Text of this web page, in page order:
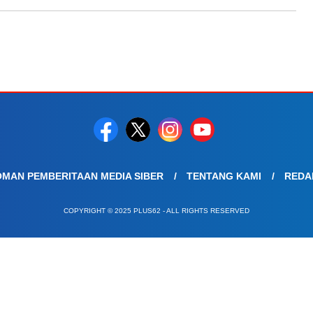
PEMBERITAAN MEDIA SIBER TENTANG KAMI
COPYRIGHT © 2025 PLUS62 - ALL RIGHTS RESERVED